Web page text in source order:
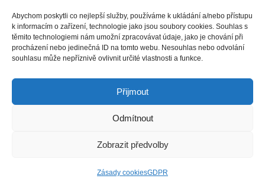
Abychom poskytli co nejlepší služby, používáme k ukládání a/nebo přístupu
k informacím o zařízení, technologie jako jsou soubory cookies. Souhlas s
těmito technologiemi nám umožní zpracovávat údaje, jako je chování při
procházení nebo jedinečná ID na tomto webu. Nesouhlas nebo odvolání
souhlasu může nepříznivě ovlivnit určité vlastnosti a funkce.
Přijmout
Odmítnout
Zobrazit předvolby
Zásady cookiesGDPR
zuzana.rambouskova@familienservice.cz
Tel.: +420 739 030 628
petra.sykorova@familienservice.cz
Tel.: +420 725 099 916
Sledujte nás
familienservice.de